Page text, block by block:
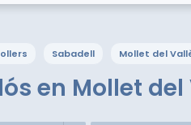
Sabadell Mollet del
en Mollet del